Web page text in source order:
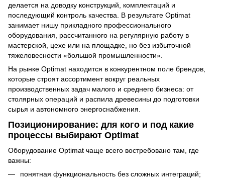
делается на доводку конструкций, комплектаций и
последующий контроль качества. В результате Optimat
занимает нишу прикладного профессионального
оборудования, рассчитанного на регулярную работу в
мастерской, цехе или на площадке, но без избыточной
тяжеловесности «большой промышленности».
На рынке Optimat находится в конкурентном поле брендов,
которые строят ассортимент вокруг реальных
производственных задач малого и среднего бизнеса: от
столярных операций и распила древесины до подготовки
сырья и автономного энергоснабжения.
Позиционирование: для кого и под какие
процессы выбирают Optimat
Оборудование Optimat чаще всего востребовано там, где
важны:
понятная функциональность без сложных интеграций;